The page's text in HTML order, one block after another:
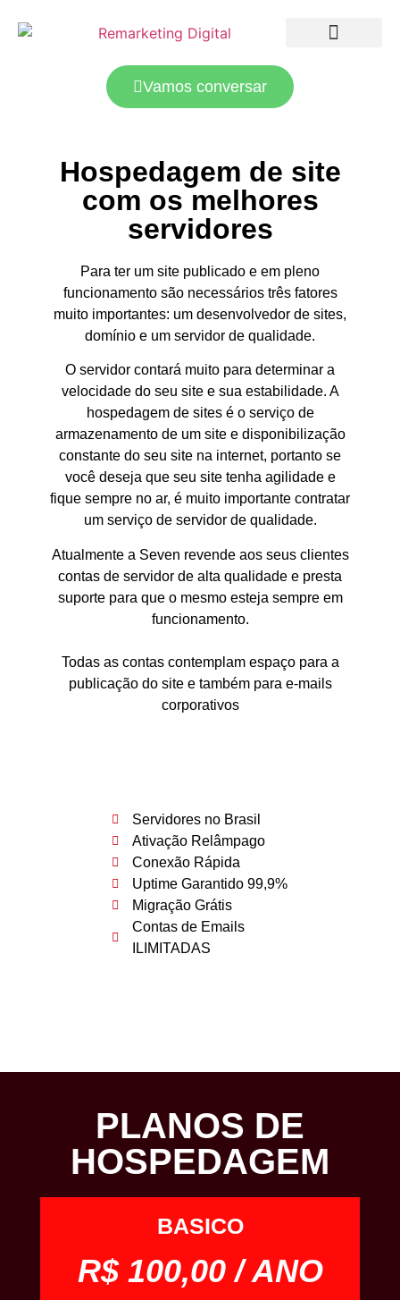
Vamos conversar
Hospedagem de site
com os melhores
servidores
Para ter um site publicado e em pleno
funcionamento são necessários três fatores
muito importantes: um desenvolvedor de sites,
domínio e um servidor de qualidade.
O servidor contará muito para determinar a
velocidade do seu site e sua estabilidade. A
hospedagem de sites é o serviço de
armazenamento de um site e disponibilização
constante do seu site na internet, portanto se
você deseja que seu site tenha agilidade e
fique sempre no ar, é muito importante contratar
um serviço de servidor de qualidade.
Atualmente a Seven revende aos seus clientes
contas de servidor de alta qualidade e presta
suporte para que o mesmo esteja sempre em
funcionamento.
Todas as contas contemplam espaço para a
publicação do site e também para e-mails
corporativos
Servidores no Brasil
Ativação Relâmpago
Conexão Rápida
Uptime Garantido 99,9%
Migração Grátis
Contas de Emails
ILIMITADAS
PLANOS DE
HOSPEDAGEM
BASICO
R$ 100,00 / ANO